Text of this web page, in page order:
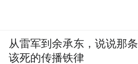
从雷军到余承东，说说那条
该死的传播铁律